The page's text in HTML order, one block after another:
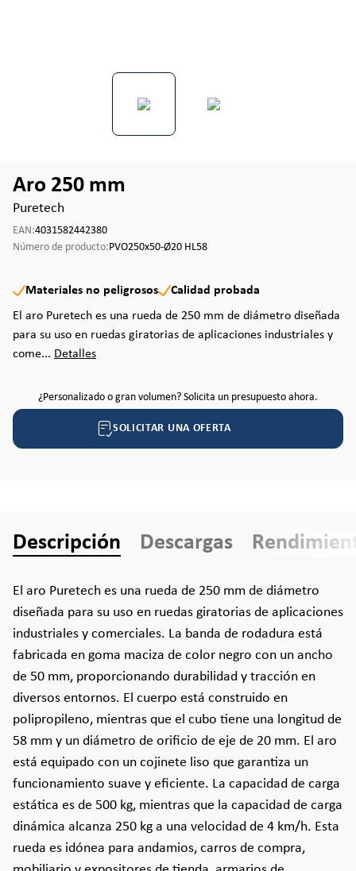
Aro 250 mm
Puretech
EAN:4031582442380
Número de producto:PVO250x50-Ø20 HL58
Materiales no peligrosos
Calidad probada
El aro Puretech es una rueda de 250 mm de diámetro diseñada
para su uso en ruedas giratorias de aplicaciones industriales y
come... Detalles
¿Personalizado o gran volumen? Solicita un presupuesto ahora.
SOLICITAR UNA OFERTA
Descripción Descargas
El aro Puretech es una rueda de 250 mm de diámetro
diseñada para su uso en ruedas giratorias de aplicaciones
industriales y comerciales. La banda de rodadura está
fabricada en goma maciza de color negro con un ancho
de 50 mm, proporcionando durabilidad y tracción en
diversos entornos. El cuerpo está construido en
polipropileno, mientras que el cubo tiene una longitud de
58 mm y un diámetro de orificio de eje de 20 mm. El aro
está equipado con un cojinete liso que garantiza un
funcionamiento suave y eficiente. La capacidad de carga
estática es de 500 kg, mientras que la capacidad de carga
dinámica alcanza 250 kg a una velocidad de 4 km/h. Esta
rueda es idónea para andamios, carros de compra,